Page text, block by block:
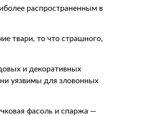
распространенным в
твари, то что страшного,
и декоративных
уязвимы для зловонных
фасоль и спаржа —